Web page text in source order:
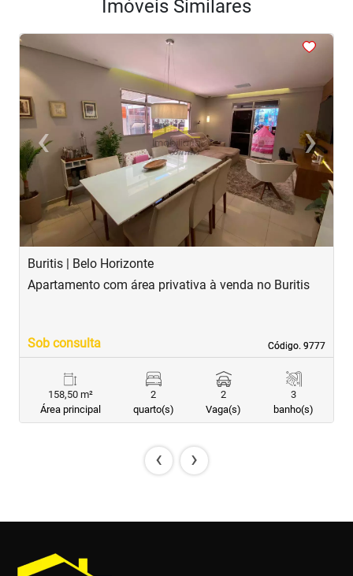
Imóveis Similares
<<
‹Previous ›Next
Buritis | Belo Horizonte
Código. 9777
Código. 9777
Apartamento com área privativa à venda no Buritis
Sob consulta
158,50 m²
Área principal
2
quarto(s)
2
Vaga(s)
3
banho(s)
‹ ›